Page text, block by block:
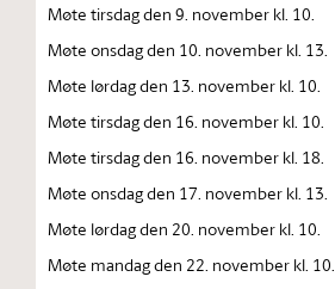
Møte tirsdag den 9. november kl. 10.
Møte onsdag den 10. november kl. 13.
Møte lørdag den 13. november kl. 10.
Møte tirsdag den 16. november kl. 10.
Møte tirsdag den 16. november kl. 18.
Møte onsdag den 17. november kl. 13.
Møte lørdag den 20. november kl. 10.
Møte mandag den 22. november kl. 10.